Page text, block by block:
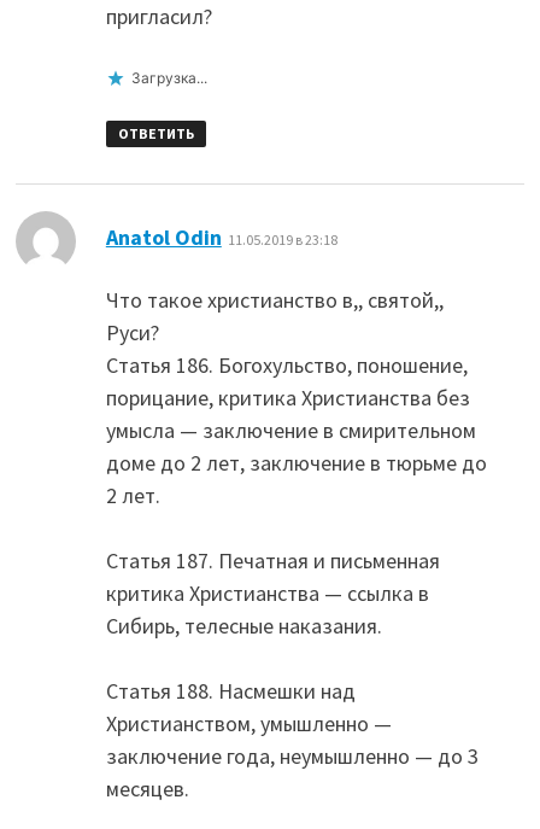
пригласил?
Загрузка...
ОТВЕТИТЬ
Anatol Odin 11.05.2019 в 23:18
Что такое христианство в,, святой,,
Руси?
Статья 186. Богохульство, поношение,
порицание, критика Христианства без
умысла — заключение в смирительном
доме до 2 лет, заключение в тюрьме до
2 лет.
Статья 187. Печатная и письменная
критика Христианства — ссылка в
Сибирь, телесные наказания.
Статья 188. Насмешки над
Христианством, умышленно —
заключение года, неумышленно — до 3
месяцев.